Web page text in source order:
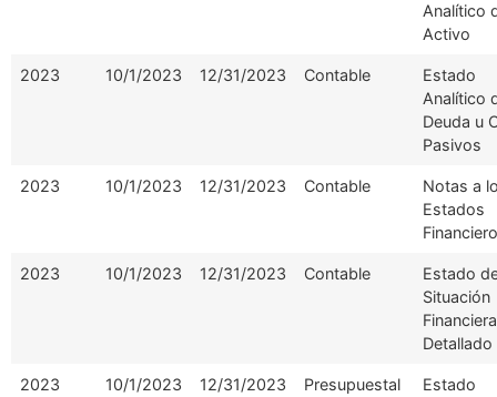
Analítico
Activo
2023 10/1/2023 12/31/2023 Contable
Estado
Analítico
Deuda u
Pasivos
2023 10/1/2023 12/31/2023 Contable
Notas a
Estados
2023 10/1/2023 12/31/2023 Contable
Estado
Situación
Financiera
Detallado
2023 10/1/2023 12/31/2023 Presupuestal
Estado